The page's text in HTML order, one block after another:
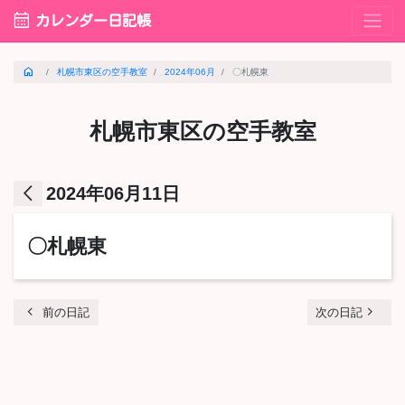
calendar_month カレンダー日記帳
home 札幌市東区の空手教室 2024年06月 〇札幌東
札幌市東区の空手教室
arrow_back_ios 2024年06月11日
〇札幌東
chevron_left 前の日記 次の日記 navigate_next